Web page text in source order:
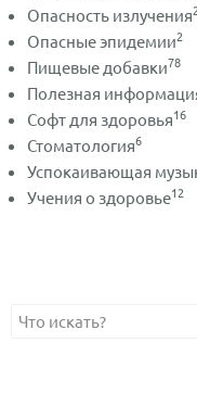
Опасность излучения
Опасные эпидемии2
Пищевые добавки78
Полезная
Софт для здоровья16
Стоматология6
Успокаивающая
Учения о здоровье12